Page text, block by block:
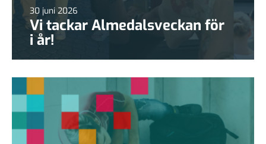
30 juni 2026
Vi tackar Almedalsveckan för
i år!